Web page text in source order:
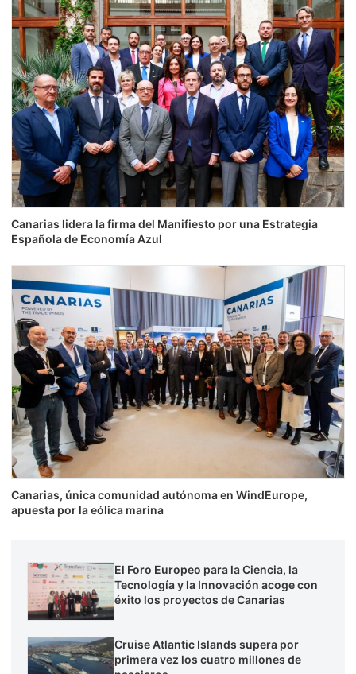
Canarias lidera la firma del Manifiesto por una Estrategia
Española de Economía Azul
Canarias, única comunidad autónoma en WindEurope,
apuesta por la eólica marina
El Foro Europeo para la Ciencia, la
Tecnología y la Innovación acoge con
éxito los proyectos de Canarias
Cruise Atlantic Islands supera por
primera vez los cuatro millones de